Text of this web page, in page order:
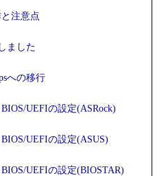
注意点
ました
への移行
UEFIの設定(ASRock)
UEFIの設定(ASUS)
UEFIの設定(BIOSTAR)